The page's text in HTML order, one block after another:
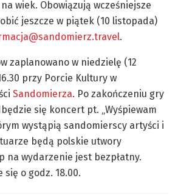
wiek. Obowiązują wcześniejsze
jeszcze w piątek (10 listopada)
.
zaplanowano w niedzielę (12
przy Porcie Kultury w
Sandomierza. Po zakończeniu gry
się koncert pt. „Wyśpiewam
wystąpią sandomierscy artyści i
będą polskie utwory
na wydarzenie jest bezpłatny.
o godz. 18.00.